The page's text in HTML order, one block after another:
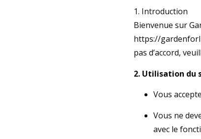
1. Introduction
Bienvenue sur
https://
pas d’accord,
2. Utilisation du
Vous
Vous ne
avec le